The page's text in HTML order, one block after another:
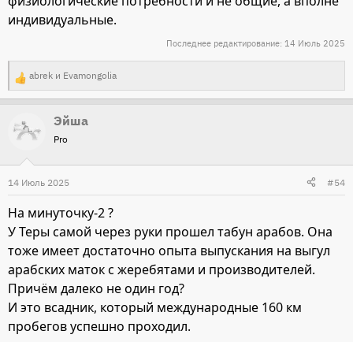
индивидуальные.
Последнее редактирование: 14 Июль 2025
Р
е
а
к
и
и
:
abrek и Evamongolia
Эйша
Pro
14 Июль 2025 #54
На минуточку-2 ?
У Теры самой через руки прошел табун арабов. Она
тоже имеет достаточно опыта выпускания на выгул
арабских маток с жеребятами и производителей.
Причём далеко не один год?
И это всадник, который международные 160 км
пробегов успешно проходил.